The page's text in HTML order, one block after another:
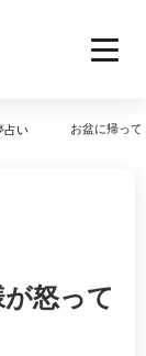
占い お盆に帰っ
怒って